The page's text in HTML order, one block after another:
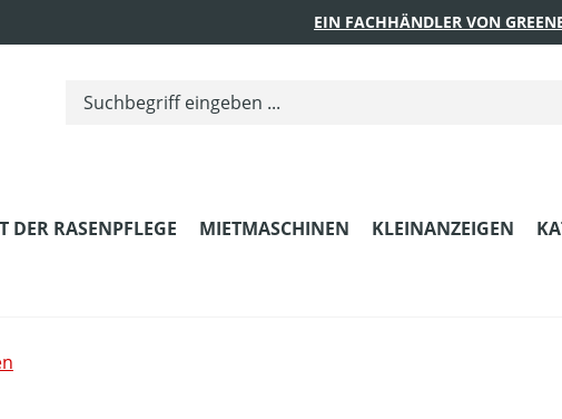
EIN FACHHÄNDLER VON
DER RASENPFLEGE MIETMASCHINEN KLEINANZEIGEN